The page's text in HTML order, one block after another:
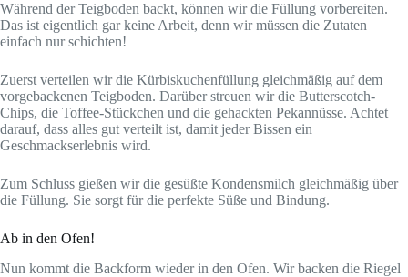
Während der Teigboden backt, können wir die Füllung vorbereiten.
Das ist eigentlich gar keine Arbeit, denn wir müssen die Zutaten
einfach nur schichten!
Zuerst verteilen wir die Kürbiskuchenfüllung gleichmäßig auf dem
vorgebackenen Teigboden. Darüber streuen wir die Butterscotch-
Chips, die Toffee-Stückchen und die gehackten Pekannüsse. Achtet
darauf, dass alles gut verteilt ist, damit jeder Bissen ein
Geschmackserlebnis wird.
Zum Schluss gießen wir die gesüßte Kondensmilch gleichmäßig über
die Füllung. Sie sorgt für die perfekte Süße und Bindung.
Ab in den Ofen!
Nun kommt die Backform wieder in den Ofen. Wir backen die Riegel